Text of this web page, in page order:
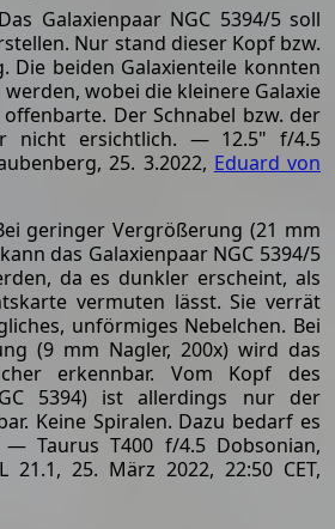
Das Galaxienpaar NGC 5394/5 soll
Nur stand dieser Kopf bzw.
Die beiden Galaxienteile konnten
wobei die kleinere Galaxie
Der Schnabel bzw. der
nicht ersichtlich. — 12.5" f/4.5
25. 3.2022, Eduard von
geringer Vergrößerung (21 mm
das Galaxienpaar NGC 5394/5
da es dunkler erscheint, als
vermuten lässt. Sie verrät
unförmiges Nebelchen. Bei
(9 mm Nagler, 200x) wird das
erkennbar. Vom Kopf des
5394) ist allerdings nur der
Keine Spiralen. Dazu bedarf es
Taurus T400 f/4.5 Dobsonian,
21.1, 25. März 2022, 22:50 CET,